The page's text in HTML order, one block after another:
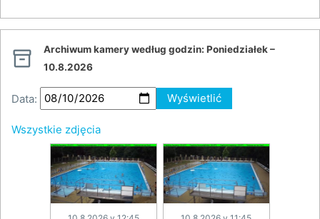
 Archiwum kamery według godzin: Poniedziałek –
10.8.2026
Data: Wyświetlić
Wszystkie zdjęcia